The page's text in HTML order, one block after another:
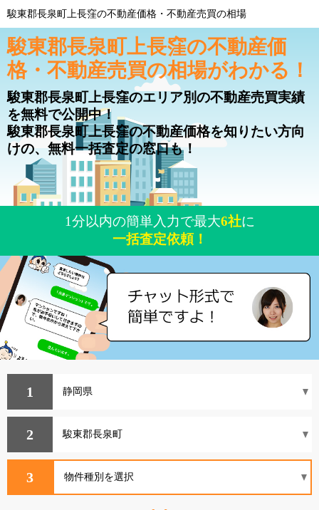
駿東郡長泉町上長窪の不動産価格・不動産売買の相場
駿東郡長泉町上長窪の不動産価
格・不動産売買の相場がわかる！
駿東郡長泉町上長窪のエリア別の不動産売買実績
を無料で公開中！
駿東郡長泉町上長窪の不動産価格を知りたい方向
けの、無料一括査定の窓口も！
1分以内の簡単入力で最大6社に
一括査定依頼！
1
2
3